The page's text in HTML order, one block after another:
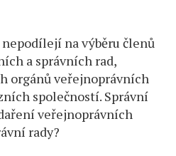
na výběru členů
a správních rad,
orgánů veřejnoprávních
společností. Správní
veřejnoprávních
rady?